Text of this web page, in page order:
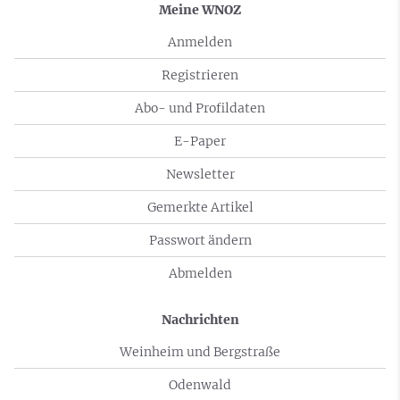
Meine WNOZ
Anmelden
Registrieren
Abo- und Profildaten
E-Paper
Newsletter
Gemerkte Artikel
Passwort ändern
Abmelden
Nachrichten
Weinheim und Bergstraße
Odenwald